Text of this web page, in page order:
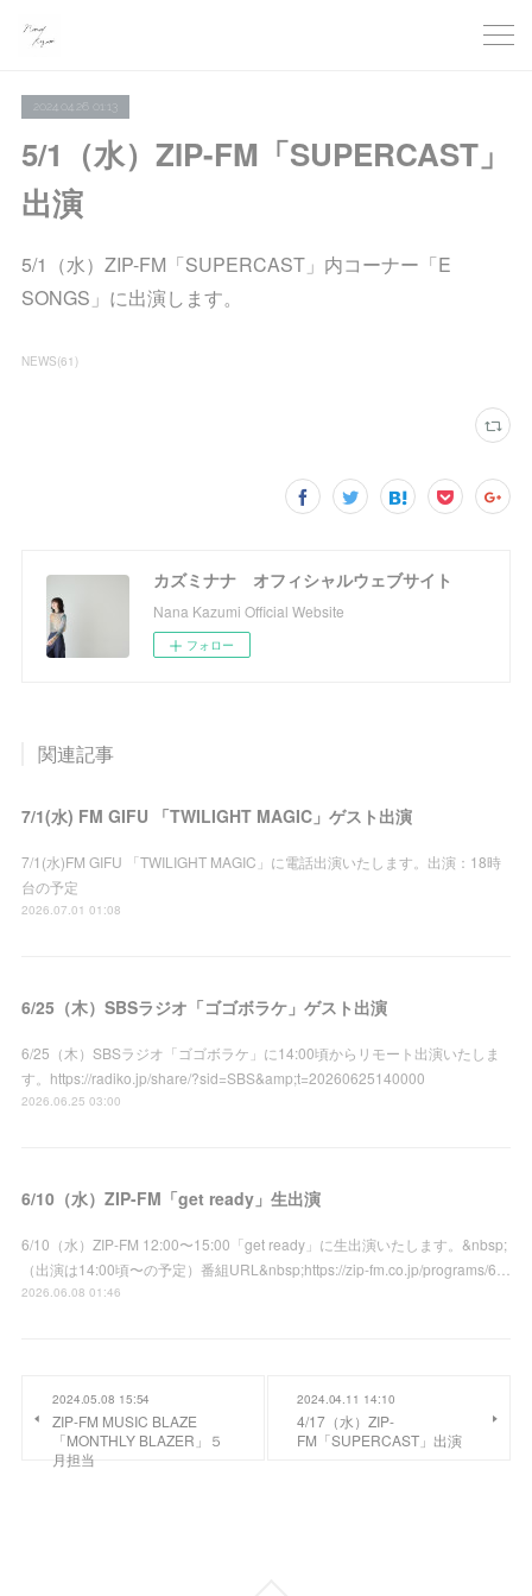
2024.04.26 01:13
5/1（水）ZIP-FM「SUPERCAST」
出演
5/1（水）ZIP-FM「SUPERCAST」内コーナー「E
SONGS」に出演します。
NEWS(61)
カズミナナ オフィシャルウェブサイト
Nana Kazumi Official Website
フォロー
関連記事
7/1(水) FM GIFU 「TWILIGHT MAGIC」ゲスト出演
7/1(水)FM GIFU 「TWILIGHT MAGIC」に電話出演いたします。出演：18時
台の予定
2026.07.01 01:08
6/25（木）SBSラジオ「ゴゴボラケ」ゲスト出演
6/25（木）SBSラジオ「ゴゴボラケ」に14:00頃からリモート出演いたしま
す。https://radiko.jp/share/?sid=SBS&amp;t=20260625140000
2026.06.25 03:00
6/10（水）ZIP-FM「get ready」生出演
6/10（水）ZIP-FM 12:00〜15:00「get ready」に生出演いたします。&nbsp;
（出演は14:00頃〜の予定）番組URL&nbsp;https://zip-fm.co.jp/programs/6…
2026.06.08 01:46
2024.05.08 15:54
ZIP-FM MUSIC BLAZE
「MONTHLY BLAZER」５
月担当
2024.04.11 14:10
4/17（水）ZIP-
FM「SUPERCAST」出演